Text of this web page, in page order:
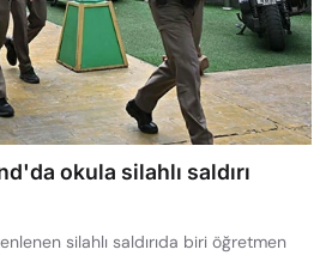
okula silahlı saldırı
silahlı saldırıda biri öğretmen